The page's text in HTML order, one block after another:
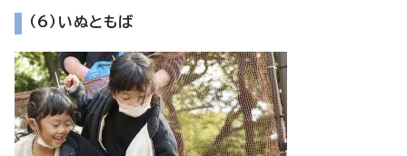
（6）いぬともば